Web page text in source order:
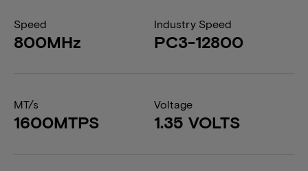
Speed
800MHz
Industry Speed
PC3-12800
MT/s
1600MTPS
Voltage
1.35 VOLTS